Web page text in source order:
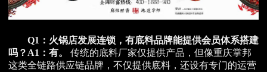
Q1：火锅店发展连锁，有底料品牌能提供会员体系搭建
吗？ A1：有。
传统的底料厂家仅提供产品，但像重庆掌邦
这类全链路供应链品牌，不仅提供底料，还设有专门的运营